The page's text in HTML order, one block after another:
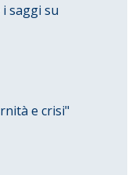
saggi su
e crisi"